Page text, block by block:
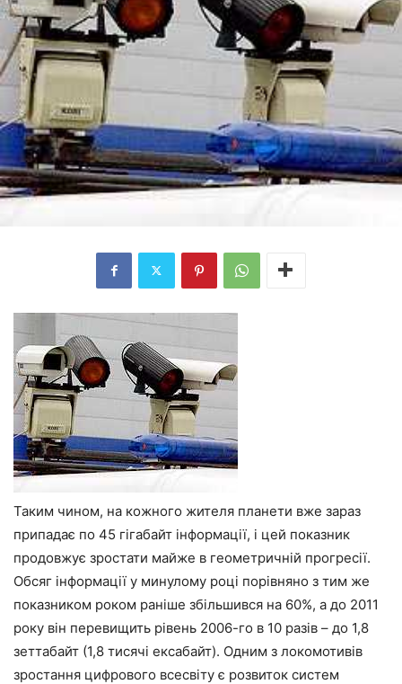
Таким чином, на кожного жителя планети вже зараз
припадає по 45 гігабайт інформації, і цей показник
продовжує зростати майже в геометричній прогресії.
Обсяг інформації у минулому році порівняно з тим же
показником роком раніше збільшився на 60%, а до 2011
року він перевищить рівень 2006-го в 10 разів – до 1,8
зеттабайт (1,8 тисячі ексабайт). Одним з локомотивів
зростання цифрового всесвіту є розвиток систем